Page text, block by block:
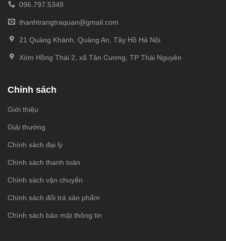
096.797.5348
thanhtrangtraquan@gmail.com
21 Quảng Khánh, Quảng An, Tây Hồ Hà Nội
Xóm Hồng Thái 2, xã Tân Cương, TP Thái Nguyên
Chính sách
Giới thiệu
Giải thưởng
Chính sách đại lý
Chính sách thanh toán
Chính sách vận chuyển
Chính sách đổi trả sản phẩm
Chính sách bảo mật thông tin